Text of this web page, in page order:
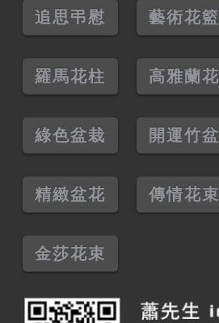
追思弔慰 藝術花籃
羅馬花柱 高雅蘭花
綠色盆栽 開運竹
精緻盆花 傳情花束
金莎花束